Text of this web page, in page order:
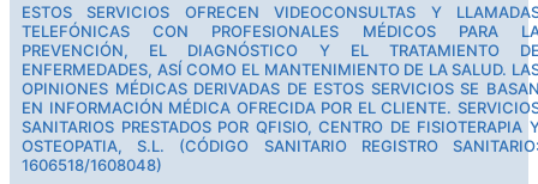
ESTOS SERVICIOS OFRECEN VIDEOCONSULTAS Y
TELEFÓNICAS CON PROFESIONALES MÉDICOS PARA
PREVENCIÓN, EL DIAGNÓSTICO Y EL TRATAMIENTO
ENFERMEDADES, ASÍ COMO EL MANTENIMIENTO DE LA SALUD.
OPINIONES MÉDICAS DERIVADAS DE ESTOS SERVICIOS SE
EN INFORMACIÓN MÉDICA OFRECIDA POR EL CLIENTE.
SANITARIOS PRESTADOS POR QFISIO, CENTRO DE FISIOTERAPIA
OSTEOPATIA, S.L. (CÓDIGO SANITARIO REGISTRO
1606518/1608048)